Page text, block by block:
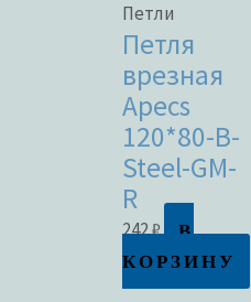
Петли
Петля
врезная
Apecs
120*80-B-
Steel-GM-
R
242₽
В
КОРЗИНУ